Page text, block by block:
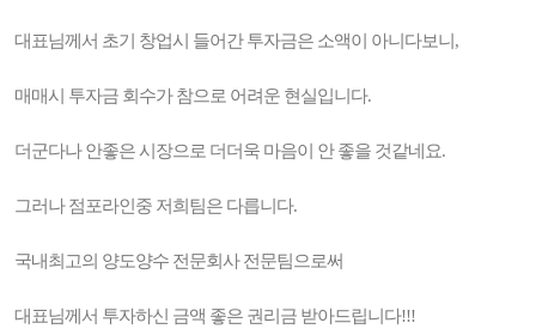
대표님께서 초기 창업시 들어간 투자금은 소액이 아니다보니,
매매시 투자금 회수가 참으로 어려운 현실입니다.
더군다나 안좋은 시장으로 더더욱 마음이 안 좋을 것같네요.
그러나 점포라인중 저희팀은 다릅니다.
국내최고의 양도양수 전문회사 전문팀으로써
대표님께서 투자하신 금액 좋은 권리금 받아드립니다!!!